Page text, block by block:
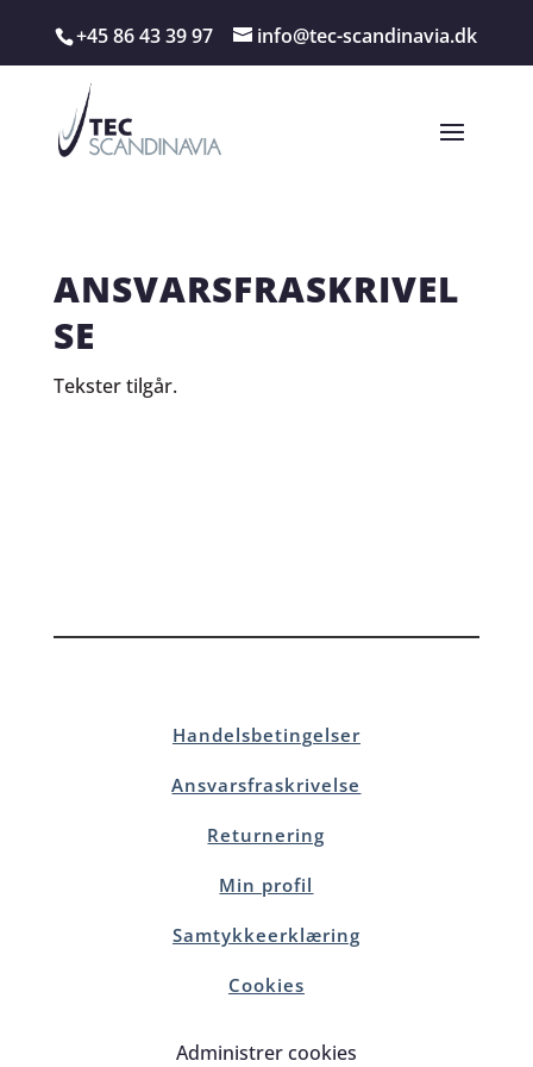
+45 86 43 39 97 info@tec-scandinavia.dk
ANSVARSFRASKRIVEL
SE
Tekster tilgår.
Handelsbetingelser
Ansvarsfraskrivelse
Returnering
Min profil
Samtykkeerklæring
Cookies
Administrer cookies